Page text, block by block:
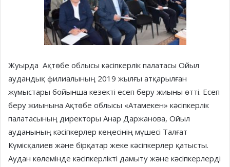
Жуырда Ақтөбе облысы кәсіпкерлік палатасы Ойыл
аудандық филиалының 2019 жылғы атқарылған
жұмыстары бойынша кезекті есеп беру жиыны өтті. Есеп
беру жиынына Ақтөбе облысы «Атамекен» кәсіпкерлік
палатасының директоры Анар Даржанова, Ойыл
ауданының кәсіпкерлер кеңесінің мүшесі Талғат
Күмісқалиев және бірқатар жеке кәсіпкерлер қатысты.
Аудан көлемінде кәсіпкерлікті дамыту және кәсіпкерлерді